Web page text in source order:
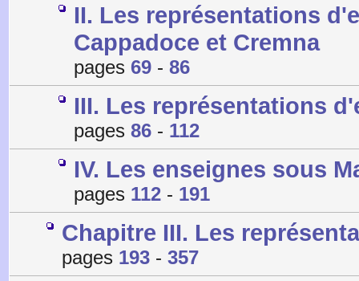
II. Les représentations
Cappadoce et Cremna
pages 69 - 86
III. Les représentations
pages 86 - 112
IV. Les enseignes sous
pages 112 - 191
Chapitre III. Les
pages 193 - 357